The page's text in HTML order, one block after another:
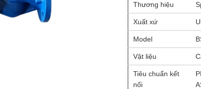
Thương hiệu
Xuất xứ
Model
Vật liệu
Tiêu chuẩn kết
nối